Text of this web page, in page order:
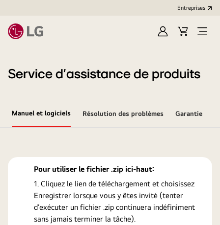
Entreprises​
OuvrirCart
Open
Service d’assistance de produits
Manuel et logiciels Résolution des problèmes Garantie
Pour utiliser le fichier .zip ici-haut:
Cliquez le lien de téléchargement et choisissez
Enregistrer lorsque vous y êtes invité (tenter
d’exécuter un fichier .zip continuera indéfiniment
sans jamais terminer la tâche).